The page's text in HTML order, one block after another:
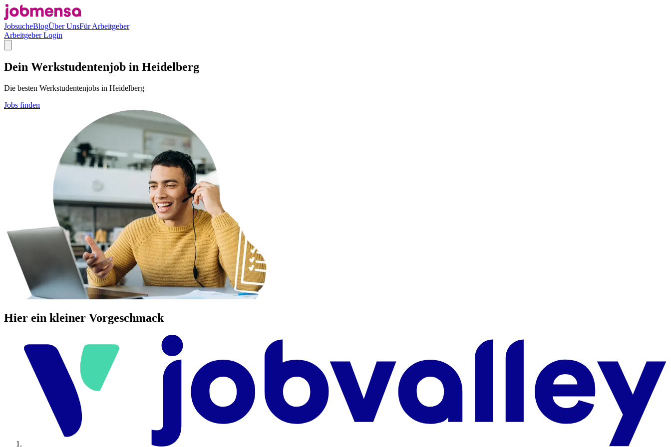
JobsucheBlogÜber UnsFür Arbeitgeber
Arbeitgeber Login
Dein Werkstudentenjob in Heidelberg
Die besten Werkstudentenjobs in Heidelberg
Jobs finden
Hier ein kleiner Vorgeschmack